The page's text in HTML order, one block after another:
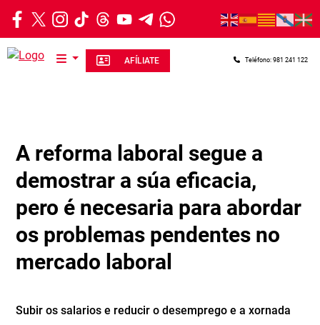
Ir o contido principal
AFÍLIATE Teléfono: 981 241 122
A reforma laboral segue a
demostrar a súa eficacia,
pero é necesaria para abordar
os problemas pendentes no
mercado laboral
Subir os salarios e reducir o desemprego e a xornada